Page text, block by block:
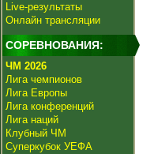
Live-результаты
Онлайн трансляции
СОРЕВНОВАНИЯ:
ЧМ 2026
Лига чемпионов
Лига Европы
Лига конференций
Лига наций
Клубный ЧМ
Суперкубок УЕФА